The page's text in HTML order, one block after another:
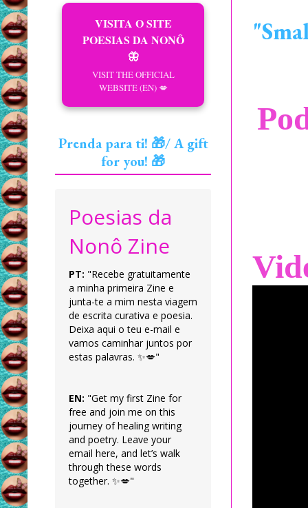
VISITA O SITE
POESIAS DA NONÔ
🦋
VISIT THE OFFICIAL
WEBSITE (EN) 💋
Prenda para ti! 🎁/ A gift
for you! 🎁
Poesias da
Nonô Zine
PT: "Recebe gratuitamente
a minha primeira Zine e
junta-te a mim nesta viagem
de escrita curativa e poesia.
Deixa aqui o teu e-mail e
vamos caminhar juntos por
estas palavras. ✨💋"
EN: "Get my first Zine for
free and join me on this
journey of healing writing
and poetry. Leave your
email here, and let’s walk
through these words
together. ✨💋"